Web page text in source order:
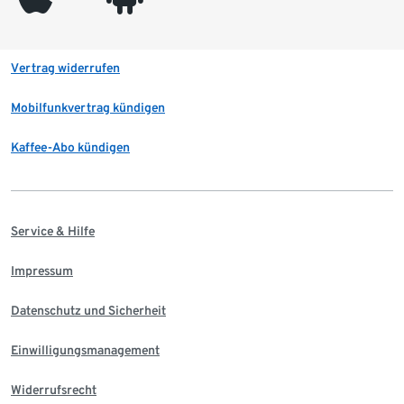
Vertrag widerrufen
Mobilfunkvertrag kündigen
Kaffee-Abo kündigen
Service & Hilfe
Impressum
Datenschutz und Sicherheit
Einwilligungsmanagement
Widerrufsrecht